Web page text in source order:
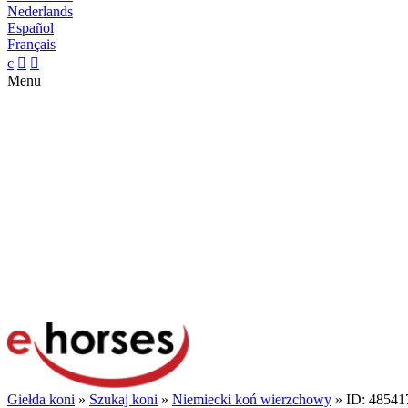
Nederlands
Español
Français
c  
Menu
Giełda koni » Szukaj koni » Niemiecki koń wierzchowy » ID: